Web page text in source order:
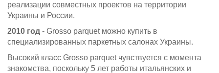
реализации совместных проектов на территории
Украины и России.
2010 год - Grosso parquet можно купить в
специализированных паркетных салонах Украины.
Высокий класс Grosso parquet чувствуется с момента
знакомства, поскольку 5 лет работы итальянских и